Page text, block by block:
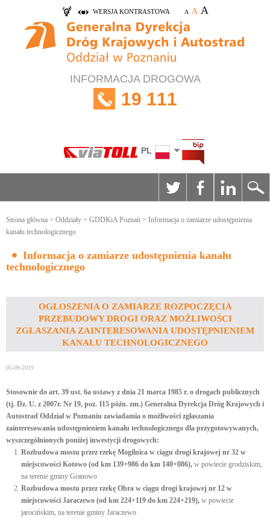
WERSJA KONTRASTOWA A A A
INFORMACJA DROGOWA
19 111
PL
Strona główna > Oddziały > GDDKiA Poznań > Informacja o zamiarze udostępnienia
kanału technologicznego
Informacja o zamiarze udostępnienia kanału
technologicznego
OGŁOSZENIA O ZAMIARZE ROZPOCZĘCIA
PRZEBUDOWY DROGI ORAZ MOŻLIWOŚCI
ZGŁASZANIA ZAINTERESOWANIA UDOSTĘPNIENIEM
KANAŁU TECHNOLOGICZNEGO
05-09-2019
Stosownie do art. 39 ust. 6a ustawy z dnia 21 marca 1985 r. o drogach publicznych
(tj. Dz. U. z 2007r. Nr 19, poz. 115 późn. zm.) Generalna Dyrekcja Dróg Krajowych i
Autostrad Oddział w Poznaniu zawiadamia o możliwości zgłaszania
zainteresowania udostępnieniem kanału technologicznego dla przygotowywanych,
wyszczególnionych poniżej inwestycji drogowych:
Rozbudowa mostu przez rzekę Mogilnica w ciągu drogi krajowej nr 32 w
miejscowości Kotowo (od km 139+986 do km 140+086), w powiecie grodziskim,
na terenie gminy Granowo
Rozbudowa mostu przez rzekę Obra w ciągu drogi krajowej nr 12 w
miejscowości Jaraczewo (od km 224+119 do km 224+219), w powiecie
jarocińskim, na terenie gminy Jaraczewo